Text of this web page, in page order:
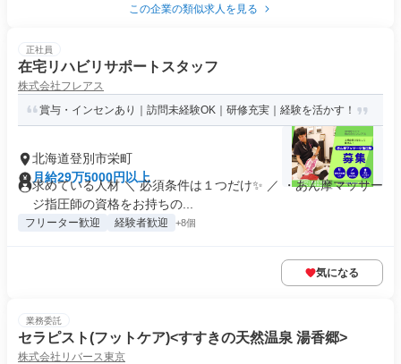
この企業の類似求人を見る
正社員
在宅リハビリサポートスタッフ
株式会社フレアス
賞与・インセンあり｜訪問未経験OK｜研修充実｜経験を活かす！
北海道登別市栄町
月給29万5000円以上
求めている人材 ＼ 必須条件は１つだけ✨ ／ ・あん摩マッサー
ジ指圧師の資格をお持ちの...
フリーター歓迎 経験者歓迎 +8個
気になる
業務委託
セラピスト(フットケア)<すすきの天然温泉 湯香郷>
株式会社リバース東京